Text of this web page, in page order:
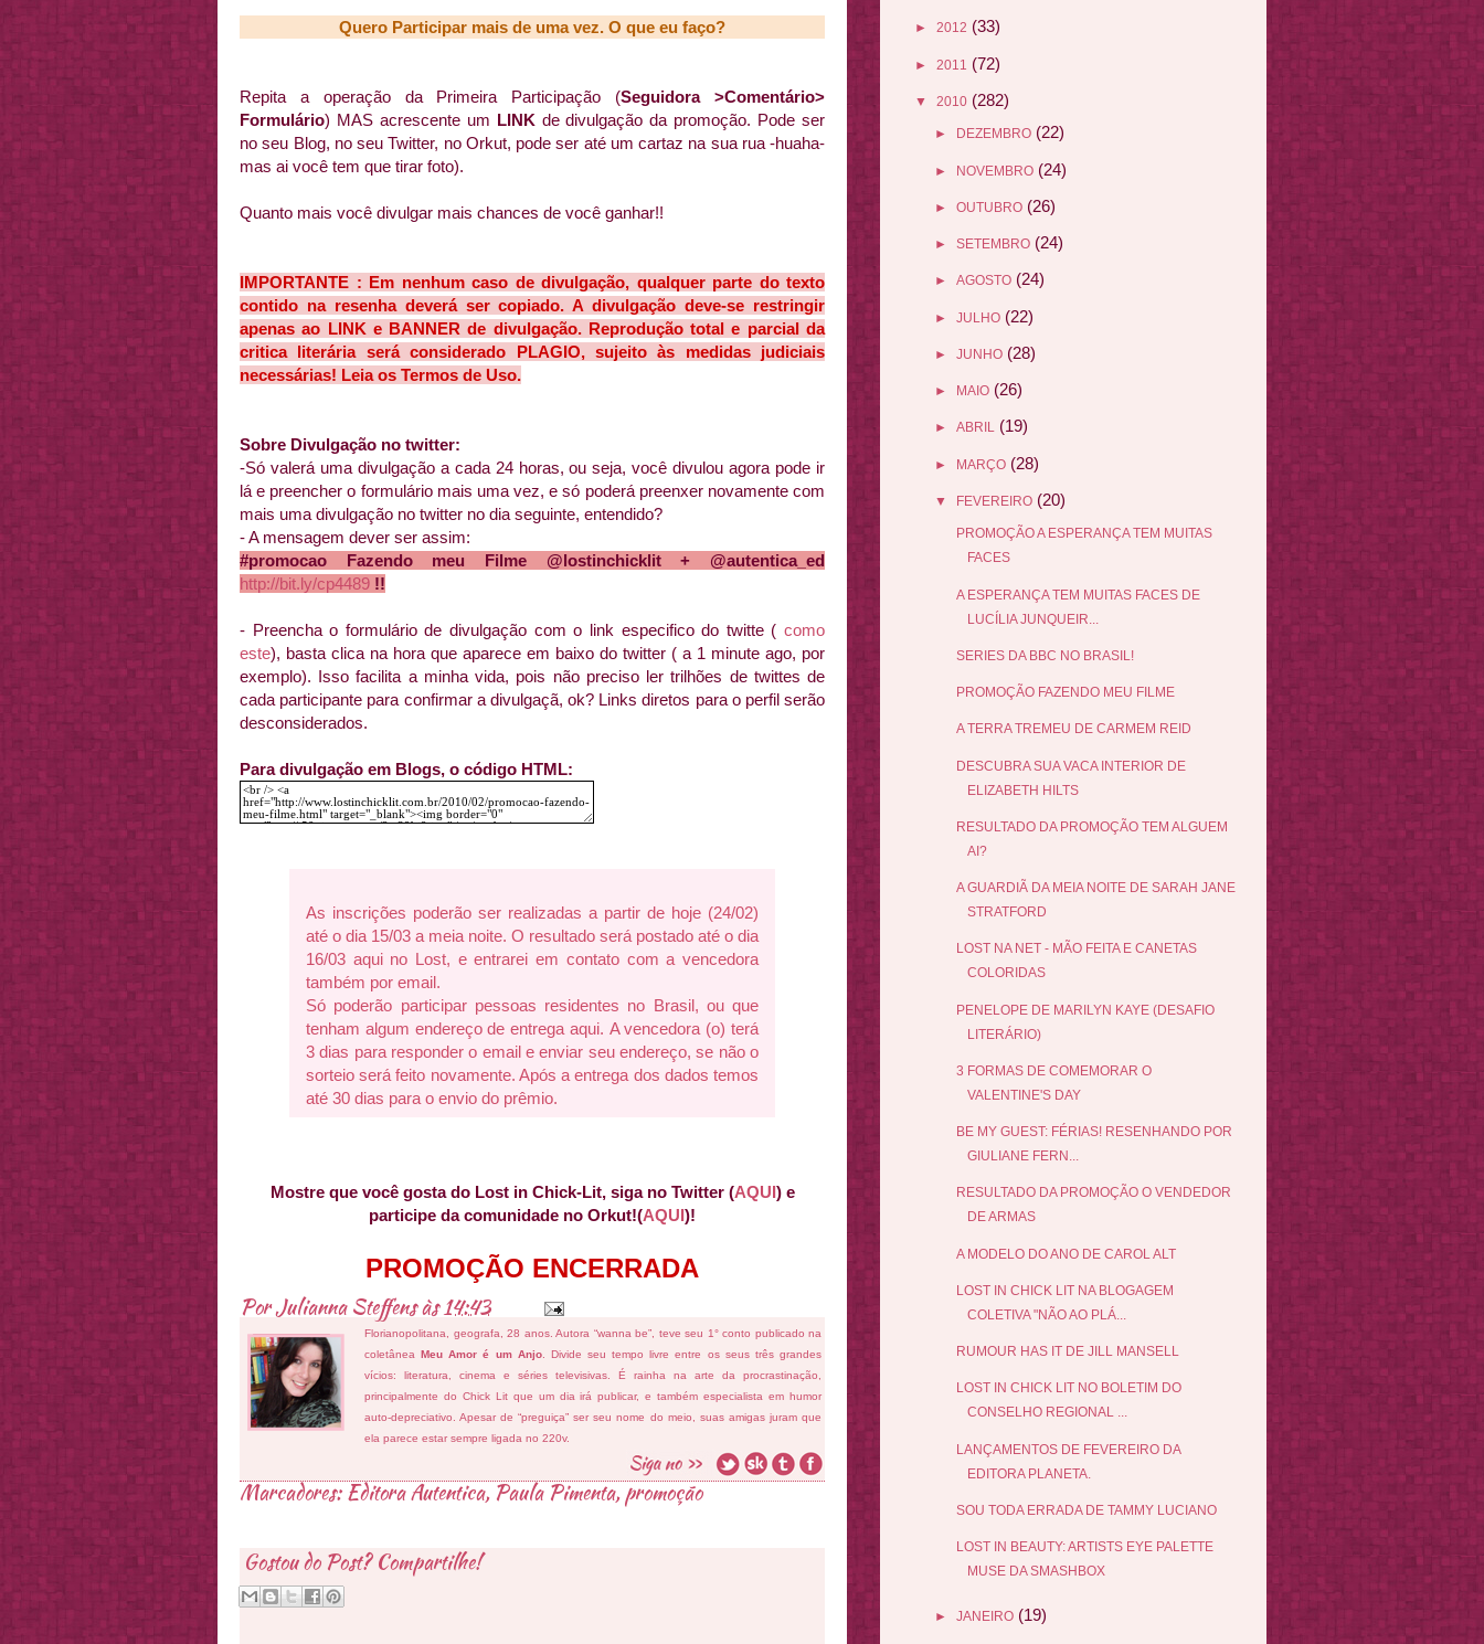
Quero Participar mais de uma vez. O que eu faço?
Repita a operação da Primeira Participação (Seguidora >Comentário>
Formulário) MAS acrescente um LINK de divulgação da promoção. Pode ser
no seu Blog, no seu Twitter, no Orkut, pode ser até um cartaz na sua rua -huaha-
mas ai você tem que tirar foto).
Quanto mais você divulgar mais chances de você ganhar!!
IMPORTANTE : Em nenhum caso de divulgação, qualquer parte do texto
contido na resenha deverá ser copiado. A divulgação deve-se restringir
apenas ao LINK e BANNER de divulgação. Reprodução total e parcial da
critica literária será considerado PLAGIO, sujeito às medidas judiciais
necessárias! Leia os Termos de Uso.
Sobre Divulgação no twitter:
-Só valerá uma divulgação a cada 24 horas, ou seja, você divulou agora pode ir
lá e preencher o formulário mais uma vez, e só poderá preenxer novamente com
mais uma divulgação no twitter no dia seguinte, entendido?
- A mensagem dever ser assim:
#promocao Fazendo meu Filme @lostinchicklit + @autentica_ ed
http://bit.ly/cp4489 !!
- Preencha o formulário de divulgação com o link especifico do twitte ( como
este), basta clica na hora que aparece em baixo do twitter ( a 1 minute ago, por
exemplo). Isso facilita a minha vida, pois não preciso ler trilhões de twittes de
cada participante para confirmar a divulgaçã, ok? Links diretos para o perfil serão
desconsiderados.
Para divulgação em Blogs, o código HTML:
As inscrições poderão ser realizadas a partir de hoje (24/02)
até o dia 15/03 a meia noite. O resultado será postado até o dia
16/03 aqui no Lost, e entrarei em contato com a vencedora
também por email.
Só poderão participar pessoas residentes no Brasil, ou que
tenham algum endereço de entrega aqui. A vencedora (o) terá
3 dias para responder o email e enviar seu endereço, se não o
sorteio será feito novamente. Após a entrega dos dados temos
até 30 dias para o envio do prêmio.
Mostre que você gosta do Lost in Chick-Lit, siga no Twitter (AQUI) e
participe da comunidade no Orkut!(AQUI)!
PROMOÇÃO ENCERRADA
PorJulianna Steffensàs14:43
Florianopolitana, geografa, 28 anos. Autora “wanna be”, teve seu 1° conto publicado na
coletâneaMeu Amor é um Anjo. Divide seu tempo livre entre os seus três grandes
vícios: literatura, cinema e séries televisivas. É rainha na arte da procrastinação,
principalmente do Chick Lit que um dia irá publicar, e também especialista em humor
auto-depreciativo. Apesar de “preguiça” ser seu nome do meio, suas amigas juram que
ela parece estar sempre ligada no 220v.
Marcadores:Editora Autentica, Paula Pimenta,promoção
Gostou do Post? Compartilhe!
► 2012 (33)
► 2011 (72)
▼ 2010 (282)
► DEZEMBRO (22)
► NOVEMBRO (24)
► OUTUBRO (26)
► SETEMBRO (24)
► AGOSTO (24)
► JULHO (22)
► JUNHO (28)
► MAIO (26)
► ABRIL (19)
► MARÇO (28)
▼ FEVEREIRO (20)
PROMOÇÃO A ESPERANÇA TEM MUITAS
FACES
A ESPERANÇA TEM MUITAS FACES DE
LUCÍLIA JUNQUEIR...
SERIES DA BBC NO BRASIL!
PROMOÇÃO FAZENDO MEU FILME
A TERRA TREMEU DE CARMEM REID
DESCUBRA SUA VACA INTERIOR DE
ELIZABETH HILTS
RESULTADO DA PROMOÇÃO TEM ALGUEM
AI?
A GUARDIÃ DA MEIA NOITE DE SARAH JANE
STRATFORD
LOST NA NET - MÃO FEITA E CANETAS
COLORIDAS
PENELOPE DE MARILYN KAYE (DESAFIO
LITERÁRIO)
3 FORMAS DE COMEMORAR O
VALENTINE'S DAY
BE MY GUEST: FÉRIAS! RESENHANDO POR
GIULIANE FERN...
RESULTADO DA PROMOÇÃO O VENDEDOR
DE ARMAS
A MODELO DO ANO DE CAROL ALT
LOST IN CHICK LIT NA BLOGAGEM
COLETIVA "NÃO AO PLÁ...
RUMOUR HAS IT DE JILL MANSELL
LOST IN CHICK LIT NO BOLETIM DO
CONSELHO REGIONAL ...
LANÇAMENTOS DE FEVEREIRO DA
EDITORA PLANETA.
SOU TODA ERRADA DE TAMMY LUCIANO
LOST IN BEAUTY: ARTISTS EYE PALETTE
MUSE DA SMASHBOX
► JANEIRO (19)